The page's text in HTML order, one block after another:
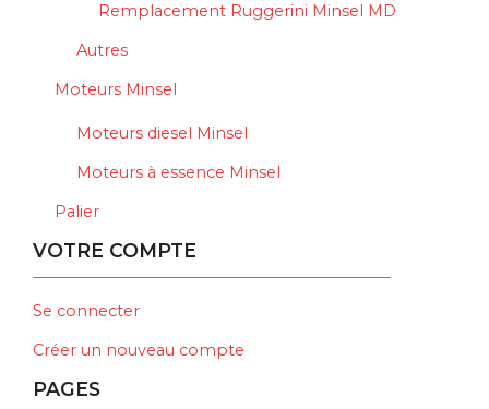
Remplacement Ruggerini Minsel MD
Autres
Moteurs Minsel
Moteurs diesel Minsel
Moteurs à essence Minsel
Palier
VOTRE COMPTE
Se connecter
Créer un nouveau compte
PAGES